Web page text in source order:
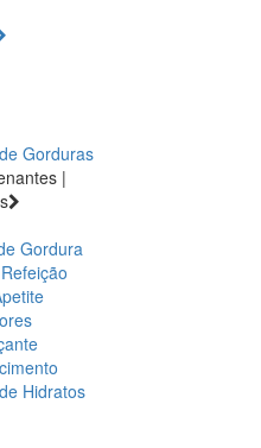
Gorduras
|
Gordura
Hidratos